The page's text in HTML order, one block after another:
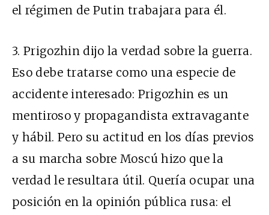
el régimen de Putin trabajara para él.
3. Prigozhin dijo la verdad sobre la guerra.
Eso debe tratarse como una especie de
accidente interesado: Prigozhin es un
mentiroso y propagandista extravagante
y hábil. Pero su actitud en los días previos
a su marcha sobre Moscú hizo que la
verdad le resultara útil. Quería ocupar una
posición en la opinión pública rusa: el